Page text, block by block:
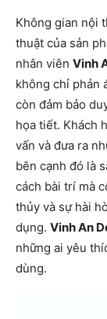
Không gian nội
thuật của sản
nhân viên Vinh
không chỉ phản
còn đảm bảo
họa tiết. Khách
vấn và đưa ra
bên cạnh đó là
cách bài trí mà
thủy và sự hài
dụng. Vinh An
những ai yêu
dùng.